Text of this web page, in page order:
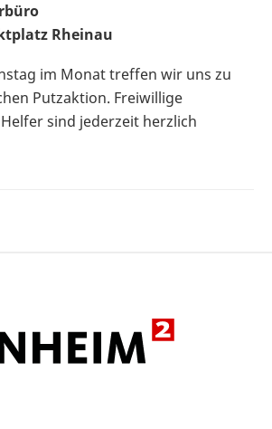
Rheinau
im Monat treffen wir uns zu
Putzaktion. Freiwillige
sind jederzeit herzlich